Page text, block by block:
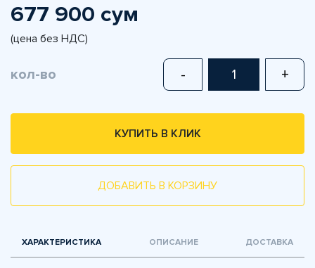
677 900 сум
(цена без НДС)
кол-во - +
КУПИТЬ В КЛИК
ДОБАВИТЬ В КОРЗИНУ
ХАРАКТЕРИСТИКА ОПИСАНИЕ ДОСТАВКА